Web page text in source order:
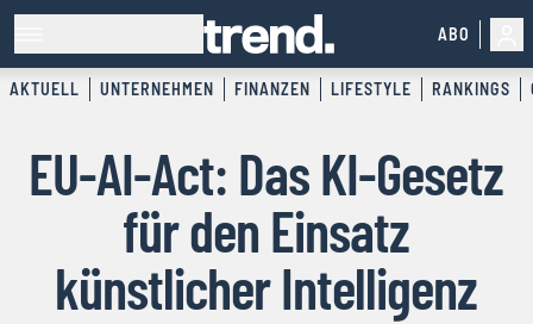
ABO
AKTUELL UNTERNEHMEN FINANZEN LIFESTYLE RANKINGS
EU-AI-Act: Das KI-Gesetz
für den Einsatz
künstlicher Intelligenz